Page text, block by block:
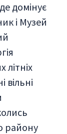
домінує
і Музей
вільні
району